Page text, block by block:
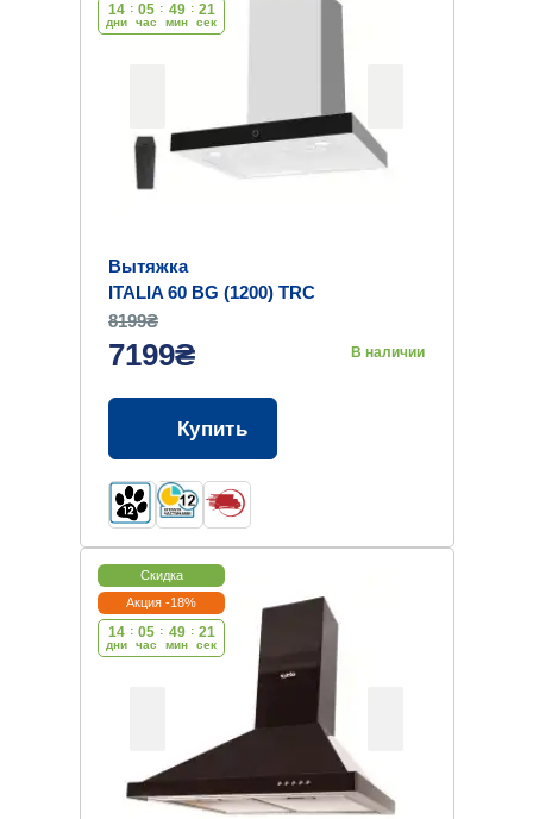
14
дни
: 05
час
: 49
мин
: 20
cек
Вытяжка
ITALIA 60 BG (1200) TRC
8199₴
7199₴ В наличии
Купить
Скидка
Акция -18%
14
дни
: 05
час
: 49
мин
: 20
cек